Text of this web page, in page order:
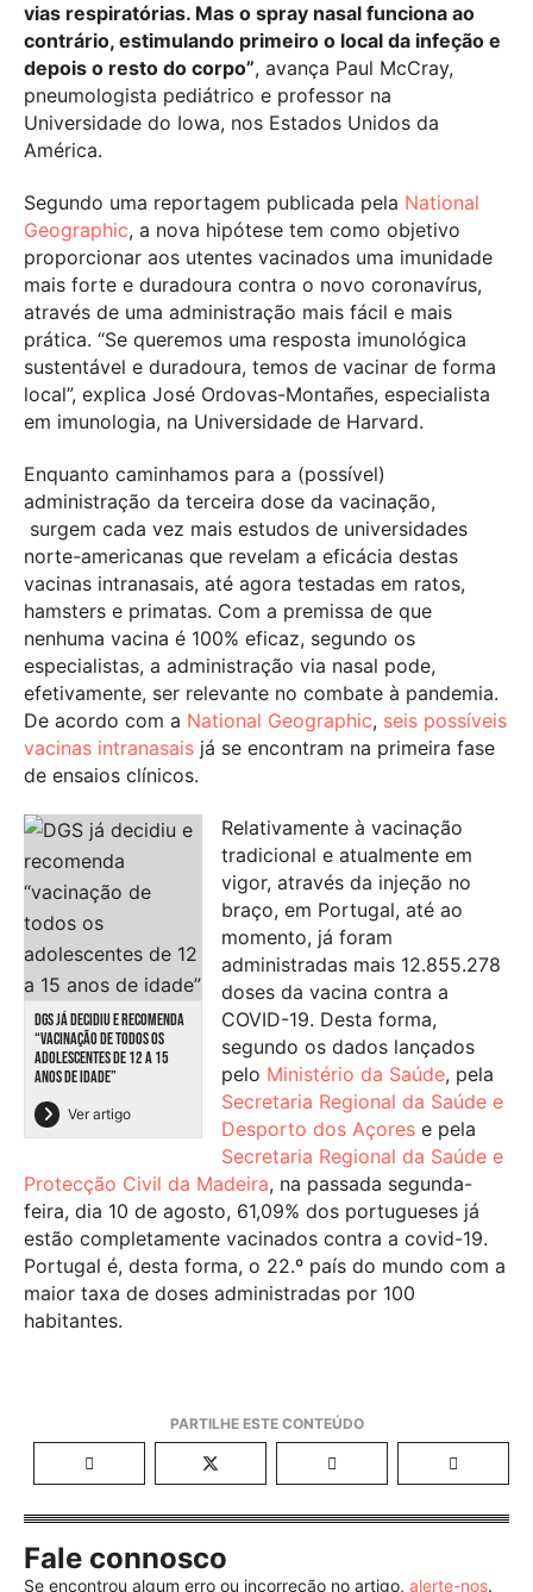
vias respiratórias. Mas o spray nasal funciona ao
contrário, estimulando primeiro o local da infeção e
depois o resto do corpo”, avança Paul McCray,
pneumologista pediátrico e professor na
Universidade do Iowa, nos Estados Unidos da
América.
Segundo uma reportagem publicada pela National
Geographic, a nova hipótese tem como objetivo
proporcionar aos utentes vacinados uma imunidade
mais forte e duradoura contra o novo coronavírus,
através de uma administração mais fácil e mais
prática. “Se queremos uma resposta imunológica
sustentável e duradoura, temos de vacinar de forma
local”, explica José Ordovas-Montañes, especialista
em imunologia, na Universidade de Harvard.
Enquanto caminhamos para a (possível)
administração da terceira dose da vacinação,
surgem cada vez mais estudos de universidades
norte-americanas que revelam a eficácia destas
vacinas intranasais, até agora testadas em ratos,
hamsters e primatas. Com a premissa de que
nenhuma vacina é 100% eficaz, segundo os
especialistas, a administração via nasal pode,
efetivamente, ser relevante no combate à pandemia.
De acordo com a National Geographic, seis possíveis
vacinas intranasais já se encontram na primeira fase
de ensaios clínicos.
DGS JÁ DECIDIU E RECOMENDA
“VACINAÇÃO DE TODOS OS
ADOLESCENTES DE 12 A 15
ANOS DE IDADE”
Ver artigo
Relativamente à vacinação
tradicional e atualmente em
vigor, através da injeção no
braço, em Portugal, até ao
momento, já foram
administradas mais 12.855.278
doses da vacina contra a
COVID-19. Desta forma,
segundo os dados lançados
pelo Ministério da Saúde, pela
Secretaria Regional da Saúde e
Desporto dos Açores e pela
Secretaria Regional da Saúde e
Protecção Civil da Madeira, na passada segunda-
feira, dia 10 de agosto, 61,09% dos portugueses já
estão completamente vacinados contra a covid-19.
Portugal é, desta forma, o 22.º país do mundo com a
maior taxa de doses administradas por 100
habitantes.
Fale connosco
Se encontrou algum erro ou incorreção no artigo, alerte-nos.